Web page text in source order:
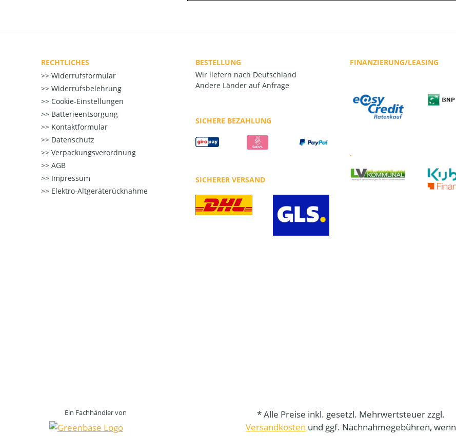
RECHTLICHES
Widerrufsformular
Widerrufsbelehrung
Cookie-Einstellungen
Batterieentsorgung
Kontaktformular
Datenschutz
Verpackungsverordnung
AGB
Impressum
Elektro-Altgeräterücknahme
BESTELLUNG
Wir liefern nach Deutschland
Andere Länder auf Anfrage
SICHERE BEZAHLUNG
SICHERER VERSAND
FINANZIERUNG/LEASING
.
Ein Fachhändler von
* Alle Preise inkl. gesetzl. Mehrwertsteuer zzgl.
Versandkosten und ggf. Nachnahmegebühren, wenn